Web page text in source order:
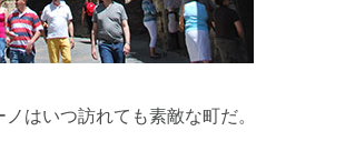
はいつ訪れても素敵な町だ。